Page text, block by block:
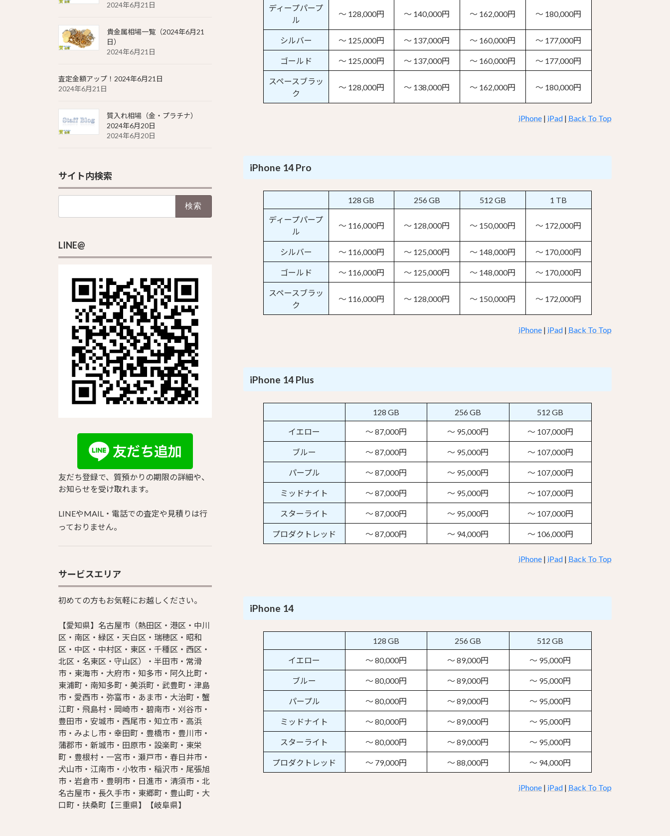
ディープパープ
ル
～ 128,000円 ～ 140,000円 ～ 162,000円 ～ 180,000円
シルバー ～ 125,000円 ～ 137,000円 ～ 160,000円 ～ 177,000円
ゴールド ～ 125,000円 ～ 137,000円 ～ 160,000円 ～ 177,000円
スペースブラッ
ク
～ 128,000円 ～ 138,000円 ～ 162,000円 ～ 180,000円
iPhone | iPad | Back To Top
iPhone 14 Pro
128 GB 256 GB 512 GB 1 TB
ディープパープ
ル
～ 116,000円 ～ 128,000円 ～ 150,000円 ～ 172,000円
シルバー ～ 116,000円 ～ 125,000円 ～ 148,000円 ～ 170,000円
ゴールド ～ 116,000円 ～ 125,000円 ～ 148,000円 ～ 170,000円
スペースブラッ
ク
～ 116,000円 ～ 128,000円 ～ 150,000円 ～ 172,000円
iPhone | iPad | Back To Top
iPhone 14 Plus
128 GB 256 GB 512 GB
イエロー ～ 87,000円 ～ 95,000円 ～ 107,000円
ブルー ～ 87,000円 ～ 95,000円 ～ 107,000円
パープル ～ 87,000円 ～ 95,000円 ～ 107,000円
ミッドナイト ～ 87,000円 ～ 95,000円 ～ 107,000円
スターライト ～ 87,000円 ～ 95,000円 ～ 107,000円
プロダクトレッド ～ 87,000円 ～ 94,000円 ～ 106,000円
iPhone | iPad | Back To Top
iPhone 14
128 GB 256 GB 512 GB
イエロー ～ 80,000円 ～ 89,000円 ～ 95,000円
ブルー ～ 80,000円 ～ 89,000円 ～ 95,000円
パープル ～ 80,000円 ～ 89,000円 ～ 95,000円
ミッドナイト ～ 80,000円 ～ 89,000円 ～ 95,000円
スターライト ～ 80,000円 ～ 89,000円 ～ 95,000円
プロダクトレッド ～ 79,000円 ～ 88,000円 ～ 94,000円
iPhone | iPad | Back To Top
2024年6月21日
貴金属相場一覧（2024年6月21
日）
2024年6月21日
査定金額アップ！2024年6月21日
2024年6月21日
質入れ相場（金・プラチナ）
2024年6月20日
2024年6月20日
サイト内検索
LINE@
友だち登録で、質預かりの期限の詳細や、
お知らせを受け取れます。
LINEやMAIL・電話での査定や見積りは行
っておりません。
サービスエリア
初めての方もお気軽にお越しください。
【愛知県】名古屋市（熱田区・港区・中川
区・南区・緑区・天白区・瑞穂区・昭和
区・中区・中村区・東区・千種区・西区・
北区・名東区・守山区）・半田市・常滑
市・東海市・大府市・知多市・阿久比町・
東浦町・南知多町・美浜町・武豊町・津島
市・愛西市・弥富市・あま市・大治町・蟹
江町・飛島村・岡崎市・碧南市・刈谷市・
豊田市・安城市・西尾市・知立市・高浜
市・みよし市・幸田町・豊橋市・豊川市・
蒲郡市・新城市・田原市・設楽町・東栄
町・豊根村・一宮市・瀬戸市・春日井市・
犬山市・江南市・小牧市・稲沢市・尾張旭
市・岩倉市・豊明市・日進市・清須市・北
名古屋市・長久手市・東郷町・豊山町・大
口町・扶桑町【三重県】【岐阜県】